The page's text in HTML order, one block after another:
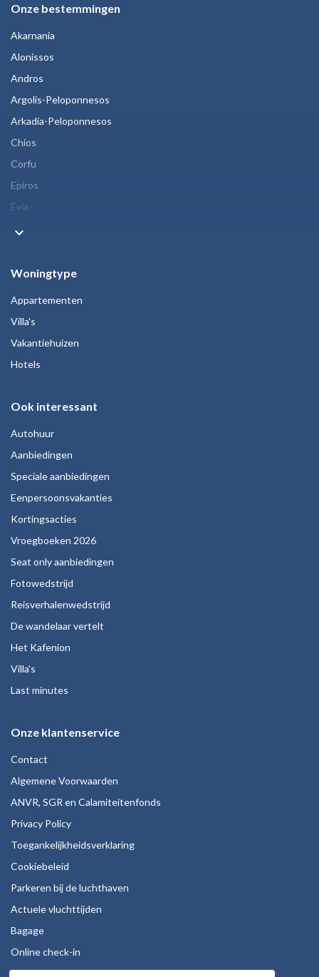
Onze bestemmingen
Akarnania
Alonissos
Andros
Argolis-Peloponnesos
Arkadia-Peloponnesos
Chios
Corfu
Epiros
Evia
keyboard_arrow_down
Woningtype
Appartementen
Villa's
Vakantiehuizen
Hotels
Ook interessant
Autohuur
Aanbiedingen
Speciale aanbiedingen
Eenpersoonsvakanties
Kortingsacties
Vroegboeken 2026
Seat only aanbiedingen
Fotowedstrijd
Reisverhalenwedstrijd
De wandelaar vertelt
Het Kafenion
Villa's
Last minutes
Onze klantenservice
Contact
Algemene Voorwaarden
ANVR, SGR en Calamiteitenfonds
Privacy Policy
Toegankelijkheidsverklaring
Cookiebeleid
Parkeren bij de luchthaven
Actuele vluchttijden
Bagage
Online check-in
Stoelreservering